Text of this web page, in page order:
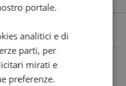
portale.
analitici e di
parti, per
mirati e
preferenze.